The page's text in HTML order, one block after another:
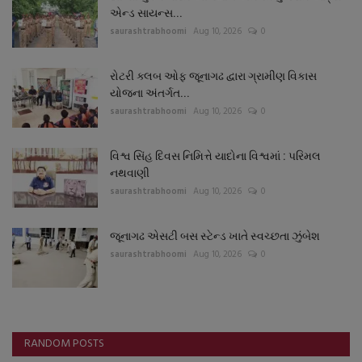
એન્ડ સાયન્સ...
saurashtrabhoomi Aug 10, 2026 0
રોટરી ક્લબ ઓફ જૂનાગઢ દ્વારા ગ્રામીણ વિકાસ
યોજના અંતર્ગત...
saurashtrabhoomi Aug 10, 2026 0
વિશ્વ સિંહ દિવસ નિમિત્તે યાદોના વિશ્વમાં : પરિમલ
નથવાણી
saurashtrabhoomi Aug 10, 2026 0
જૂનાગઢ એસટી બસ સ્ટેન્ડ ખાતે સ્વચ્છતા ઝુંબેશ
saurashtrabhoomi Aug 10, 2026 0
RANDOM POSTS